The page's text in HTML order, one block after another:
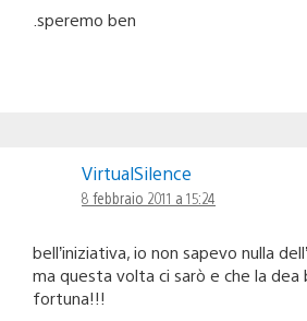
.speremo ben
VirtualSilence
8 febbraio 2011 a 15:24
bell’iniziativa, io non sapevo nulla
ma questa volta ci sarò e che la
fortuna!!!